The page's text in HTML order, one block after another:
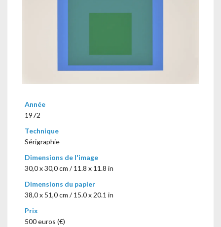
Année
1972
Technique
Sérigraphie
Dimensions de l'image
30,0 x 30,0 cm / 11.8 x 11.8 in
Dimensions du papier
38,0 x 51,0 cm / 15.0 x 20.1 in
Prix
500 euros (€)